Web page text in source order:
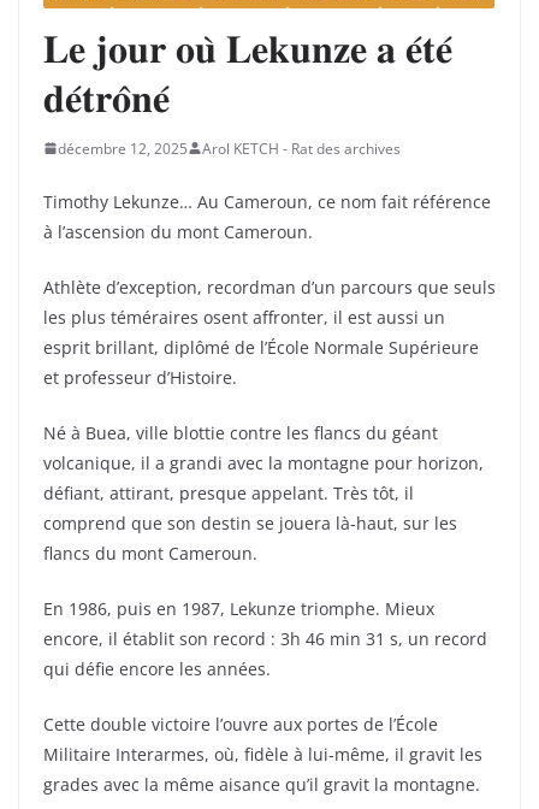
𝐋𝐞 𝐣𝐨𝐮𝐫 𝐨𝐮̀ 𝐋𝐞𝐤𝐮𝐧𝐳𝐞 𝐚 𝐞́𝐭𝐞́
𝐝𝐞́𝐭𝐫𝐨̂𝐧𝐞́
décembre 12, 2025 Arol KETCH - Rat des archives
Timothy Lekunze… Au Cameroun, ce nom fait référence
à l’ascension du mont Cameroun.
Athlète d’exception, recordman d’un parcours que seuls
les plus téméraires osent affronter, il est aussi un
esprit brillant, diplômé de l’École Normale Supérieure
et professeur d’Histoire.
Né à Buea, ville blottie contre les flancs du géant
volcanique, il a grandi avec la montagne pour horizon,
défiant, attirant, presque appelant. Très tôt, il
comprend que son destin se jouera là-haut, sur les
flancs du mont Cameroun.
En 1986, puis en 1987, Lekunze triomphe. Mieux
encore, il établit son record : 3h 46 min 31 s, un record
qui défie encore les années.
Cette double victoire l’ouvre aux portes de l’École
Militaire Interarmes, où, fidèle à lui-même, il gravit les
grades avec la même aisance qu’il gravit la montagne.